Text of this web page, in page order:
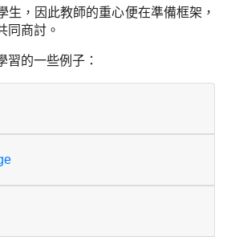
生，因此教師的重心便在準備框架，
同商討。
習的一些例子：